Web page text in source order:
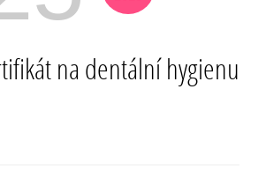
na dentální hygienu